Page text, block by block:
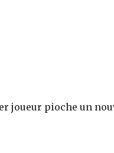
joueur pioche un